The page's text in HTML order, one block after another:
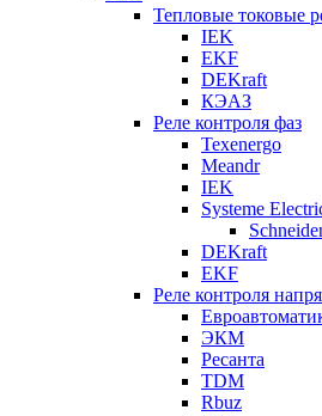
Тепловые токовые
IEK
EKF
DEKraft
КЭАЗ
Реле контроля фаз
Texenergo
Meandr
IEK
Systeme
DEKraft
EKF
Реле контроля
ЭКМ
Ресанта
TDM
Rbuz